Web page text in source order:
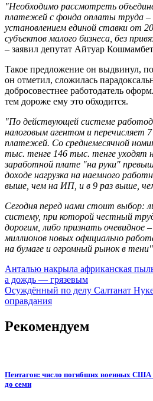
"Необходимо рассмотреть
платежей с фонда оплаты труда
установлением единой ставки от
субъектов малого бизнеса, без
– заявил депутат Айтуар
Такое предложение он выдвинул,
он отметил, сложилась
добросовестнее работодатель
тем дороже ему это обходится.
"По действующей системе
налоговым агентом и перечисляет
платежей. Со среднемесячной
тыс. тенге 146 тыс. тенге уходят
заработной плате "на руки"
доходе нагрузка на наемного
выше, чем на ИП, и в 9 раз выше,
Сегодня перед нами стоит выбор:
систему, при которой честный
дорогим, либо признать очевидное
миллионов новых официально
на бумаге и огромный рынок в
Навигация
по
записям
Анталью накрыла африканская
а дождь — грязевым
Осуждённый по делу Салтанат
оправдания
Рекомендуем
Пентагон: число погибших военных США
до семи